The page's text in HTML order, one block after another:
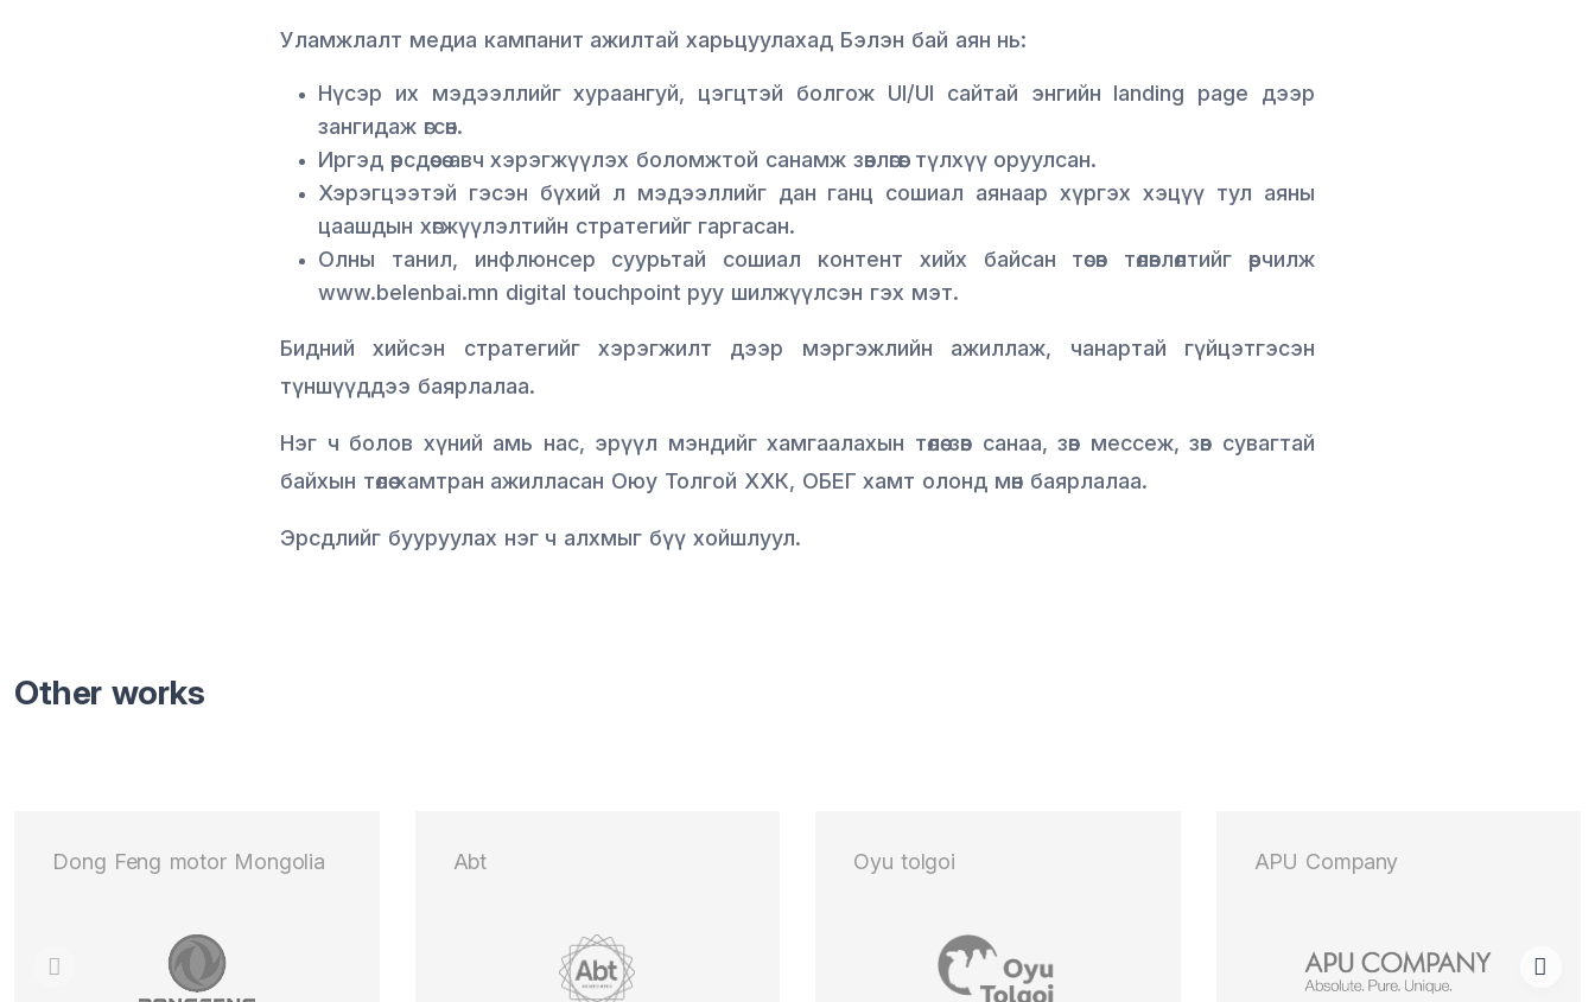
Уламжлалт медиа кампанит ажилтай харьцуулахад Бэлэн бай аян нь:
Нүсэр их мэдээллийг хураангуй, цэгцтэй болгож UI/UI сайтай энгийн landing page дээр
зангидаж өгсөн.
Иргэд өөрсдөөсөө авч хэрэгжүүлэх боломжтой санамж зөвлөгөөг түлхүү оруулсан.
Хэрэгцээтэй гэсэн бүхий л мэдээллийг дан ганц сошиал аянаар хүргэх хэцүү тул аяны
цаашдын хөгжүүлэлтийн стратегийг гаргасан.
Олны танил, инфлюнсер суурьтай сошиал контент хийх байсан төсөв төлөвлөлтийг өөрчилж
www.belenbai.mn digital touchpoint руу шилжүүлсэн гэх мэт.
Бидний хийсэн стратегийг хэрэгжилт дээр мэргэжлийн ажиллаж, чанартай гүйцэтгэсэн
түншүүддээ баярлалаа.
Нэг ч болов хүний амь нас, эрүүл мэндийг хамгаалахын төлөө зөв санаа, зөв мессеж, зөв сувагтай
байхын төлөө хамтран ажилласан Оюу Толгой ХХК, ОБЕГ хамт олонд мөн баярлалаа.
Эрсдлийг бууруулах нэг ч алхмыг бүү хойшлуул.
Other works
Dong Feng motor Mongolia Abt Oyu tolgoi APU Company